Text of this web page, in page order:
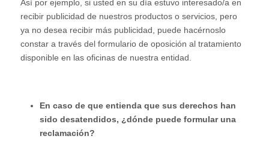
Así por ejemplo, si usted en su día estuvo interesado/a en
recibir publicidad de nuestros productos o servicios, pero
ya no desea recibir más publicidad, puede hacérnoslo
constar a través del formulario de oposición al tratamiento
disponible en las oficinas de nuestra entidad.
En caso de que entienda que sus derechos han
sido desatendidos, ¿dónde puede formular una
reclamación?